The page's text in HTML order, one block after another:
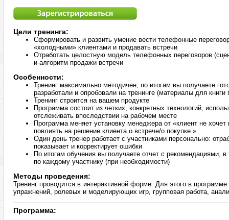
Цели тренинга:
Сформировать и развить умение вести телефонные
«холодными» клиентами и продавать встречи
Отработать целостную модель телефонных переговоров
и алгоритм продажи встречи
Особенности:
Тренинг максимально методичен, по итогам вы получаете
разработали и опробовали на тренинге (материалы для книги
Тренинг строится на вашем продукте
Программа состоит из четких, конкретных технологий,
отслеживать впоследствии на рабочем месте
Программа меняет установку менеджера от «клиент не хочет
повлиять на решение клиента о встрече/о покупке »
Один день тренер работает с участниками персонально:
показывает и корректирует ошибки
По итогам обучения вы получаете отчет с рекомендациями,
по каждому участнику (при необходимости)
Методы проведения:
Тренинг проводится в интерактивной форме. Для этого в
упражнений, ролевых и моделирующих игр, групповая работа,
Программа: